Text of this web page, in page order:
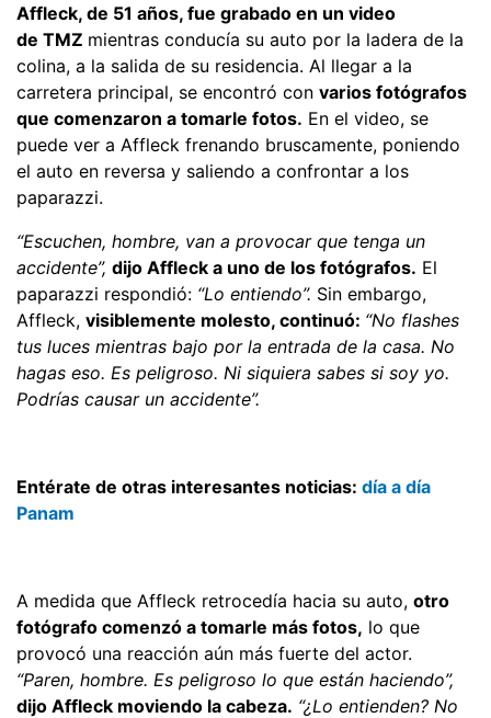
Affleck, de 51 años, fue grabado en un video
de TMZ mientras conducía su auto por la ladera de la
colina, a la salida de su residencia. Al llegar a la
carretera principal, se encontró con varios fotógrafos
que comenzaron a tomarle fotos. En el video, se
puede ver a Affleck frenando bruscamente, poniendo
el auto en reversa y saliendo a confrontar a los
paparazzi.
“Escuchen, hombre, van a provocar que tenga un
accidente”, dijo Affleck a uno de los fotógrafos. El
paparazzi respondió: “Lo entiendo”. Sin embargo,
Affleck, visiblemente molesto, continuó: “No flashes
tus luces mientras bajo por la entrada de la casa. No
hagas eso. Es peligroso. Ni siquiera sabes si soy yo.
Podrías causar un accidente”.
Entérate de otras interesantes noticias: día a día
Panam
A medida que Affleck retrocedía hacia su auto, otro
fotógrafo comenzó a tomarle más fotos, lo que
provocó una reacción aún más fuerte del actor.
“Paren, hombre. Es peligroso lo que están haciendo”,
dijo Affleck moviendo la cabeza. “¿Lo entienden? No